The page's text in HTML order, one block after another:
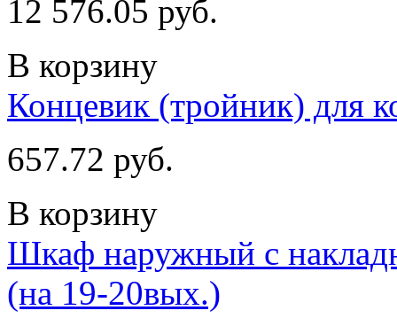
12 576.05 руб.
В корзину
Концевик (тройник) для
657.72 руб.
В корзину
Шкаф наружный с
(на 19-20вых.)